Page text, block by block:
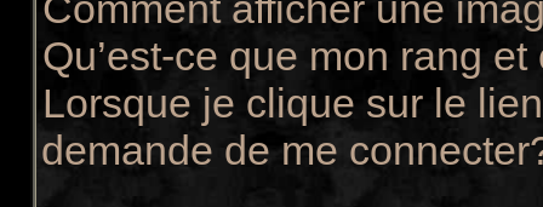
Qu’est-ce que mon rang
Lorsque je clique sur le
demande de me